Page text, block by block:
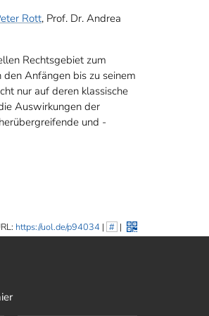
Rott, Prof. Dr. Andrea
Rechtsgebiet zum
Anfängen bis zu seinem
nur auf deren klassische
Auswirkungen der
und -
https://uol.de/p94034| # |